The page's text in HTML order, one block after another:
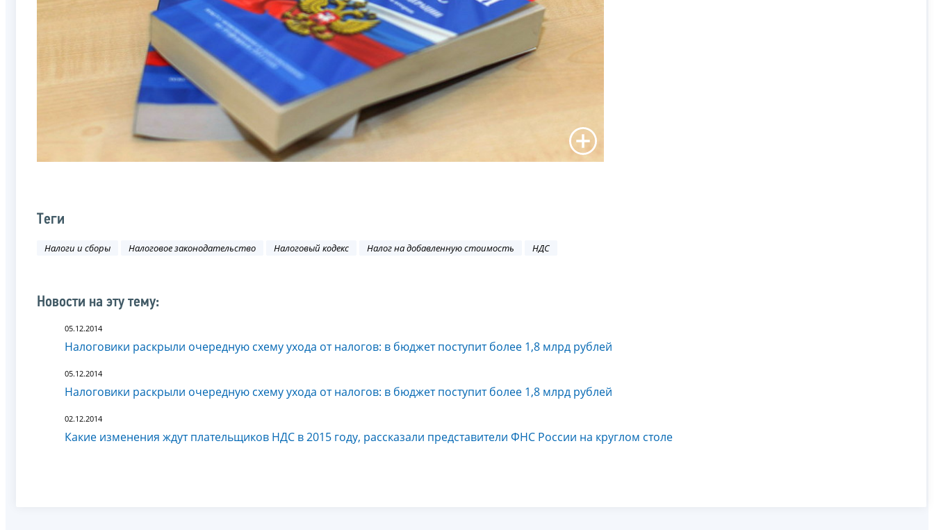
Теги
Налоги и сборы Налоговое законодательство Налоговый кодекс Налог на добавленную стоимость НДС
Новости на эту тему:
05.12.2014
Налоговики раскрыли очередную схему ухода от налогов: в бюджет поступит более 1,8 млрд рублей
05.12.2014
Налоговики раскрыли очередную схему ухода от налогов: в бюджет поступит более 1,8 млрд рублей
02.12.2014
Какие изменения ждут плательщиков НДС в 2015 году, рассказали представители ФНС России на круглом столе